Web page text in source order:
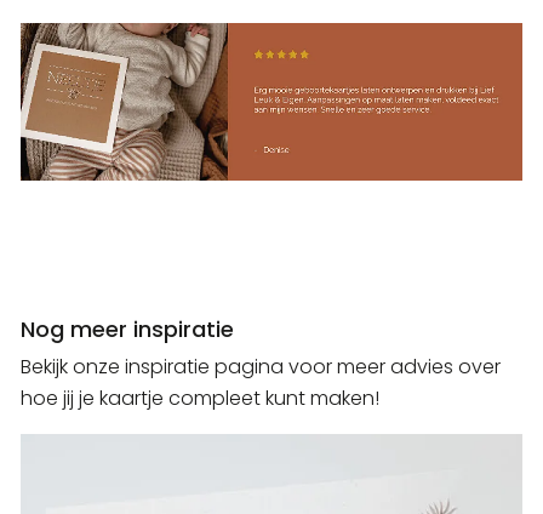
Nog meer inspiratie
Bekijk onze inspiratie pagina voor meer advies over
hoe jij je kaartje compleet kunt maken!